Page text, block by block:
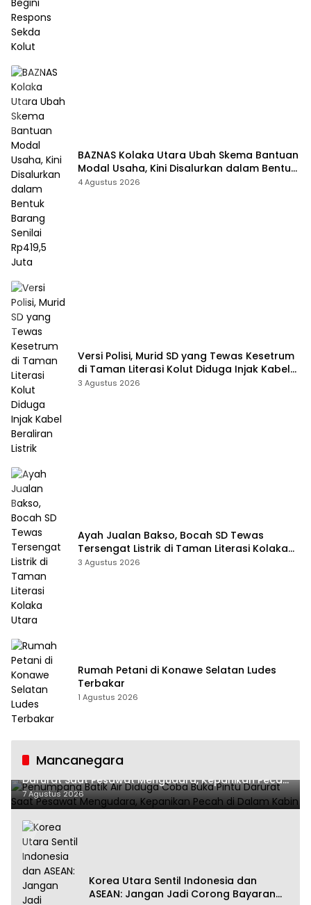
BAZNAS Kolaka Utara Ubah Skema Bantuan
Modal Usaha, Kini Disalurkan dalam Bentuk
Barang Senilai Rp419,5 Juta
4 Agustus 2026
Versi Polisi, Murid SD yang Tewas Kesetrum
di Taman Literasi Kolut Diduga Injak Kabel
Beraliran Listrik
3 Agustus 2026
Ayah Jualan Bakso, Bocah SD Tewas
Tersengat Listrik di Taman Literasi Kolaka
Utara
3 Agustus 2026
Rumah Petani di Konawe Selatan Ludes
Terbakar
1 Agustus 2026
Mancanegara
Penumpang Batik Air Diduga Coba Buka Pintu
Darurat Saat Pesawat Mengudara, Kepanikan Pecah
di Dalam Kabin
7 Agustus 2026
Korea Utara Sentil Indonesia dan
ASEAN: Jangan Jadi Corong Bayaran